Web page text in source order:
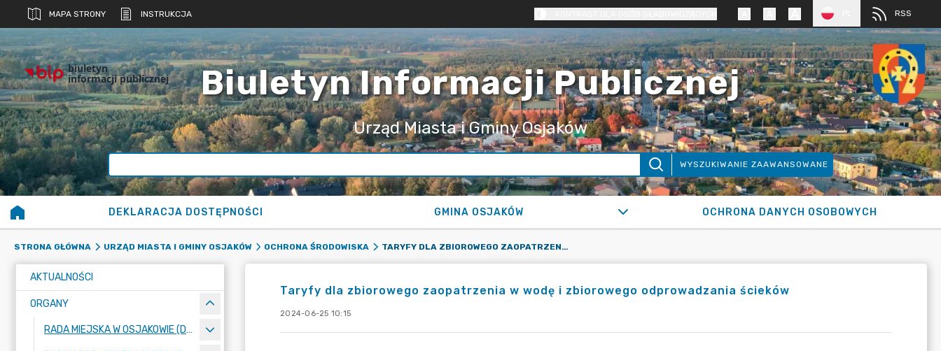
MAPA STRONY INSTRUKCJA RSS
biuletyn
informacji publicznej Biuletyn Informacji Publicznej
Urząd Miasta i Gminy Osjaków
WYSZUKIWANIE ZAAWANSOWANE
DEKLARACJA DOSTĘPNOŚCI GMINA OSJAKÓW OCHRONA DANYCH OSOBOWYCH
STRONA GŁÓWNA URZĄD MIASTA I GMINY OSJAKÓW OCHRONA ŚRODOWISKA TARYFY DLA ZBIOROWEGO ZAOPATRZENIA W WODĘ I ZBIOROWEGO ODPROWADZANIA ŚCIEKÓW
AKTUALNOŚCI
ORGANY
RADA MIEJSKA W OSJAKOWIE (DO 31.12.2023 R. RADA GMINY OSJAKÓW)
Taryfy dla zbiorowego zaopatrzenia w wodę i zbiorowego odprowadzania ścieków
2024-06-25 10:15